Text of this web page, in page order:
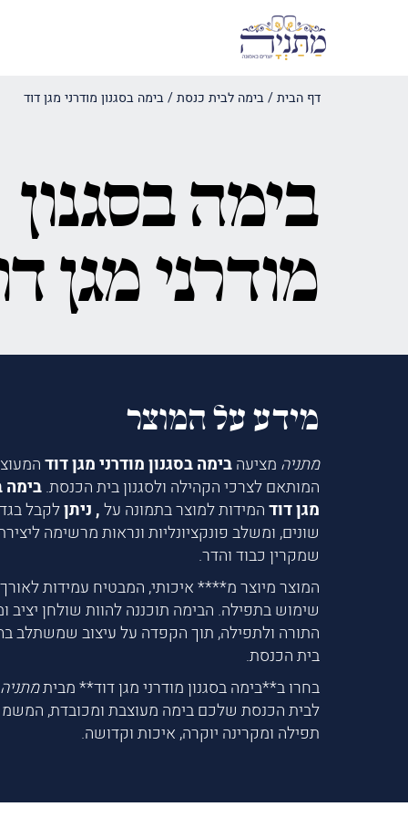
דף הבית/בימה לבית כנסת/בימה בסגנון מודרני מגן דוד
בימה בסגנון
מודרני מגן
מידע על המוצר
מתניה מציעהבימה בסגנון מודרני מגן דוד
המותאם לצרכי הקהילה ולסגנון בית הכנסת.בימה
מגן דודהמידות למוצר בתמונה על, ניתןלקבל
שונים, ומשלב פונקציונליות ונראות מרשימה
שמקרין כבוד והדר.
המוצר מיוצר מ**** איכותי, המבטיח עמידות לאורך
שימוש בתפילה. הבימה תוכננה להוות שולחן יציב
התורה ולתפילה, תוך הקפדה על עיצוב שמשתלב
בית הכנסת.
בחרו ב**בימה בסגנון מודרני מגן דוד** מביתמתניה
לבית הכנסת שלכם בימה מעוצבת ומכובדת,
תפילה ומקרינה יוקרה, איכות וקדושה.